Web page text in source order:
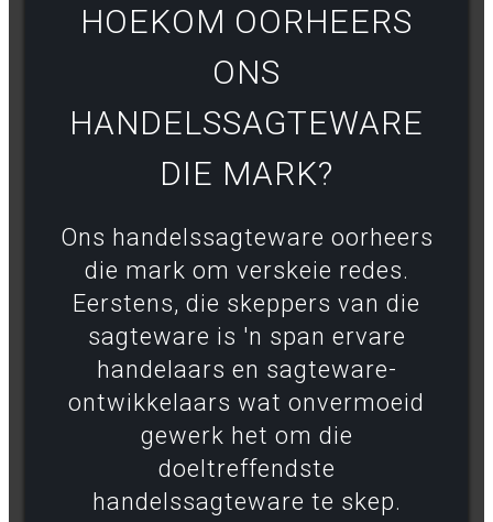
HOEKOM OORHEERS
ONS
HANDELSSAGTEWARE
DIE MARK?
Ons handelssagteware oorheers
die mark om verskeie redes.
Eerstens, die skeppers van die
sagteware is 'n span ervare
handelaars en sagteware-
ontwikkelaars wat onvermoeid
gewerk het om die
doeltreffendste
handelssagteware te skep.